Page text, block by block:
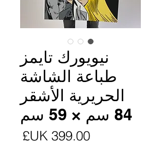
نيويورك تايمز
طباعة الشاشة
الحريرية الأشقر
84 سم × 59 سم